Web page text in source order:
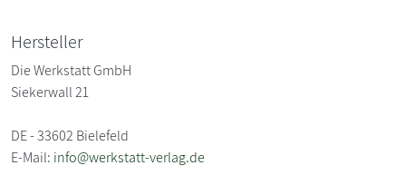
Hersteller
Die Werkstatt GmbH
Siekerwall 21
DE - 33602 Bielefeld
E-Mail: info@werkstatt-verlag.de